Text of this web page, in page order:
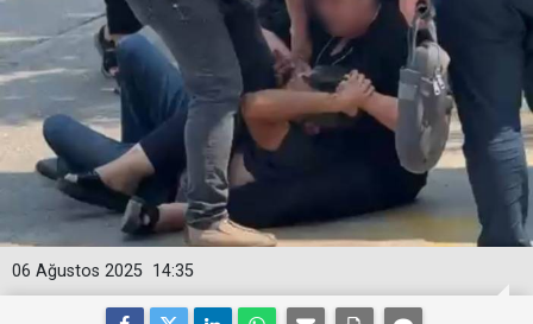
14:35
06 Ağustos 2025